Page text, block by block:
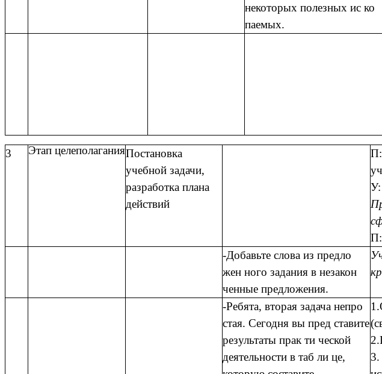
некоторых полезных ис ко
паемых.
3 Этап целеполаганияПостановка
учебной задачи,
разработка плана
действий
П:
У:
П:
-Добавьте слова из предло
жен ного задания в незакон
ченные предложения.
-Ребята, вторая задача непро
стая. Сегодня вы пред ставите
результаты прак ти ческой
деятельности в таб ли це,